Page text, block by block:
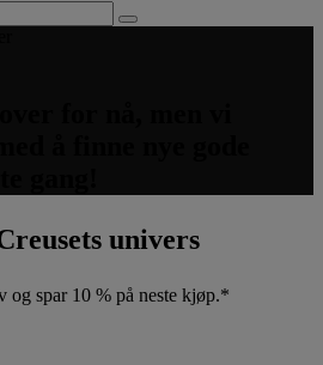
univers
og spar 10 % på neste kjøp.*